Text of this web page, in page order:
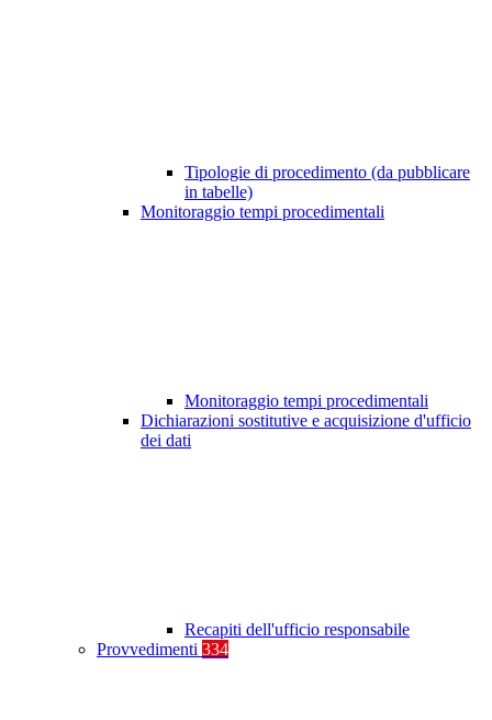
Tipologie di procedimento (da pubblicare
in tabelle)
Monitoraggio tempi procedimentali
Monitoraggio tempi procedimentali
Dichiarazioni sostitutive e acquisizione d'ufficio
dei dati
Recapiti dell'ufficio responsabile
Provvedimenti 334